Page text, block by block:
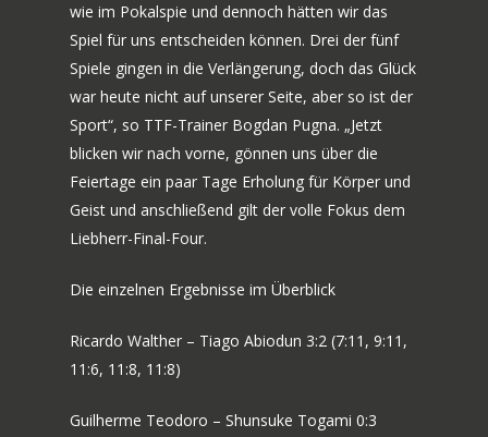
wie im Pokalspie und dennoch hätten wir das
Spiel für uns entscheiden können. Drei der fünf
Spiele gingen in die Verlängerung, doch das Glück
war heute nicht auf unserer Seite, aber so ist der
Sport“, so TTF-Trainer Bogdan Pugna. „Jetzt
blicken wir nach vorne, gönnen uns über die
Feiertage ein paar Tage Erholung für Körper und
Geist und anschließend gilt der volle Fokus dem
Liebherr-Final-Four.
Die einzelnen Ergebnisse im Überblick
Ricardo Walther – Tiago Abiodun 3:2 (7:11, 9:11,
11:6, 11:8, 11:8)
Guilherme Teodoro – Shunsuke Togami 0:3